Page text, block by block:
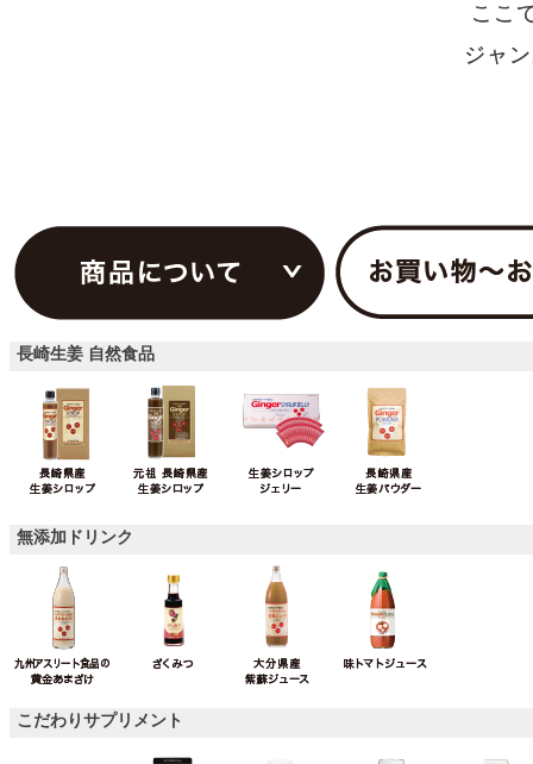
ここ
ジャ
長崎生姜 自然食品
無添加ドリンク
こだわりサプリメント